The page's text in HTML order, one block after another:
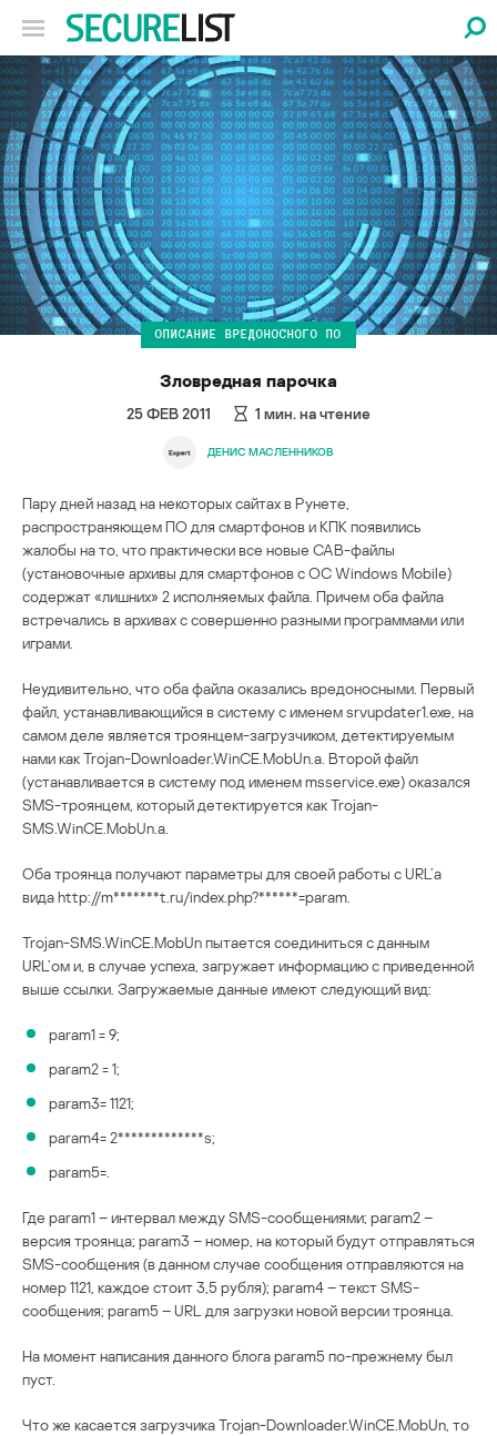
ОПИСАНИЕ ВРЕДОНОСНОГО ПО
Зловредная парочка
25 ФЕВ 2011 1 мин. на чтение
ДЕНИС МАСЛЕННИКОВ
Пару дней назад на некоторых сайтах в Рунете,
распространяющем ПО для смартфонов и КПК появились
жалобы на то, что практически все новые CAB-файлы
(установочные архивы для смартфонов с ОС Windows Mobile)
содержат «лишних» 2 исполняемых файла. Причем оба файла
встречались в архивах с совершенно разными программами или
играми.
Неудивительно, что оба файла оказались вредоносными. Первый
файл, устанавливающийся в систему с именем srvupdater1.exe, на
самом деле является троянцем-загрузчиком, детектируемым
нами как Trojan-Downloader.WinCE.MobUn.a. Второй файл
(устанавливается в систему под именем msservice.exe) оказался
SMS-троянцем, который детектируется как Trojan-
SMS.WinCE.MobUn.a.
Оба троянца получают параметры для своей работы с URL’а
вида http://m*******t.ru/index.php?******=param.
Trojan-SMS.WinCE.MobUn пытается соединиться с данным
URL’ом и, в случае успеха, загружает информацию с приведенной
выше ссылки. Загружаемые данные имеют следующий вид:
param1 = 9;
param2 = 1;
param3= 1121;
param4= 2*************s;
param5=.
Где param1 – интервал между SMS-сообщениями; param2 –
версия троянца; param3 – номер, на который будут отправляться
SMS-сообщения (в данном случае сообщения отправляются на
номер 1121, каждое стоит 3,5 рубля); param4 – текст SMS-
сообщения; param5 – URL для загрузки новой версии троянца.
На момент написания данного блога param5 по-прежнему был
пуст.
Что же касается загрузчика Trojan-Downloader.WinCE.MobUn, то